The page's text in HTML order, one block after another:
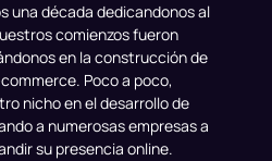
una década dedicandonos al
comienzos fueron
en la construcción de
Poco a poco,
nicho en el desarrollo de
a numerosas empresas a
su presencia online.